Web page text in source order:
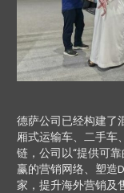
德萨公司已经构建了
厢式运输车、二手车
链，公司以“提供可
赢的营销网络、塑造
家，提升海外营销及